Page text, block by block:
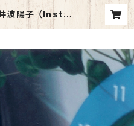
波陽子 （Instru
料別】 | 井 波 陽